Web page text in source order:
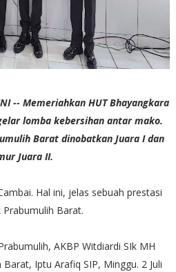
-- Memeriahkan HUT Bhayangkara
lomba kebersihan antar mako.
Barat dinobatkan Juara I dan
Juara II.
Hal ini, jelas sebuah prestasi
Barat.
AKBP Witdiardi SIk MH
Iptu Arafiq SIP, Minggu. 2 Juli